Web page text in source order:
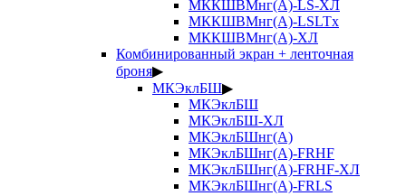
МККШВМнг(А)-LS-ХЛ
МККШВМнг(А)-LSLTx
МККШВМнг(А)-ХЛ
Комбинированный экран + ленточная
броня▶
МКЭклБШ▶
МКЭклБШ
МКЭклБШ-ХЛ
МКЭклБШнг(А)
МКЭклБШнг(А)-FRHF
МКЭклБШнг(А)-FRHF-ХЛ
МКЭклБШнг(А)-FRLS